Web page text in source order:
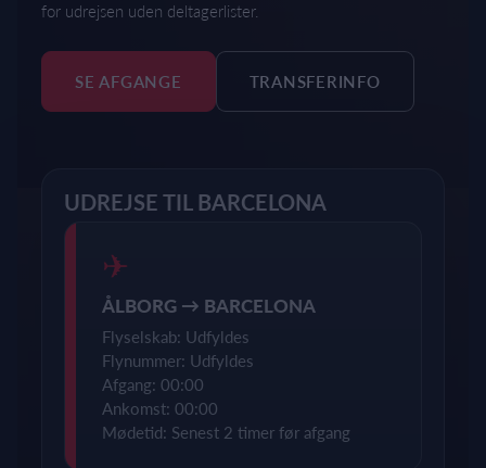
for udrejsen uden deltagerlister.
SE AFGANGE TRANSFERINFO
UDREJSE TIL BARCELONA
✈
ÅLBORG → BARCELONA
Flyselskab: Udfyldes
Flynummer: Udfyldes
Afgang: 00:00
Ankomst: 00:00
Mødetid: Senest 2 timer før afgang